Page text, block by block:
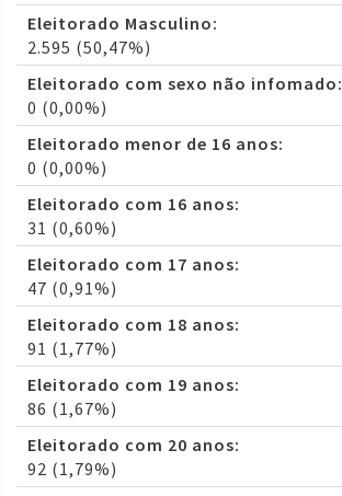
Eleitorado Masculino:
2.595 (50,47%)
Eleitorado com sexo não infomado:
0 (0,00%)
Eleitorado menor de 16 anos:
0 (0,00%)
Eleitorado com 16 anos:
31 (0,60%)
Eleitorado com 17 anos:
47 (0,91%)
Eleitorado com 18 anos:
91 (1,77%)
Eleitorado com 19 anos:
86 (1,67%)
Eleitorado com 20 anos:
92 (1,79%)